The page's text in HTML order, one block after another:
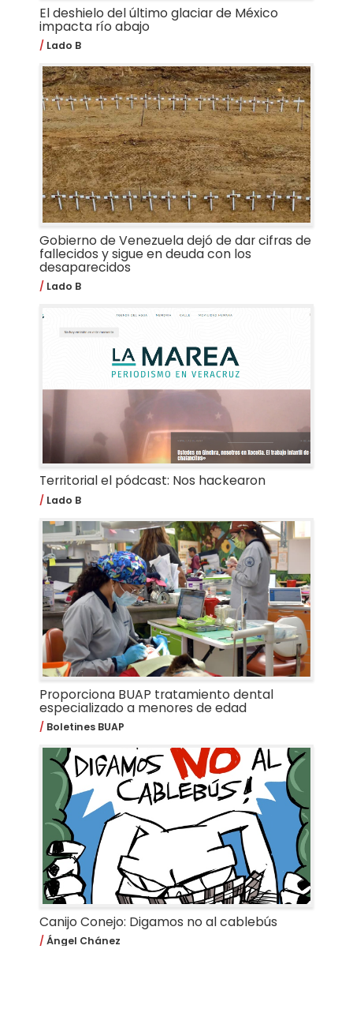
El deshielo del último glaciar de México
impacta río abajo
Lado B
Gobierno de Venezuela dejó de dar cifras de
fallecidos y sigue en deuda con los
desaparecidos
Lado B
Territorial el pódcast: Nos hackearon
Lado B
Proporciona BUAP tratamiento dental
especializado a menores de edad
Boletines BUAP
Canijo Conejo: Digamos no al cablebús
Ángel Chánez